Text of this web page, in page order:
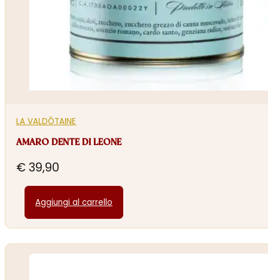
LA VALDÔTAINE
AMARO DENTE DI LEONE
€39,90
Aggiungi al carrello